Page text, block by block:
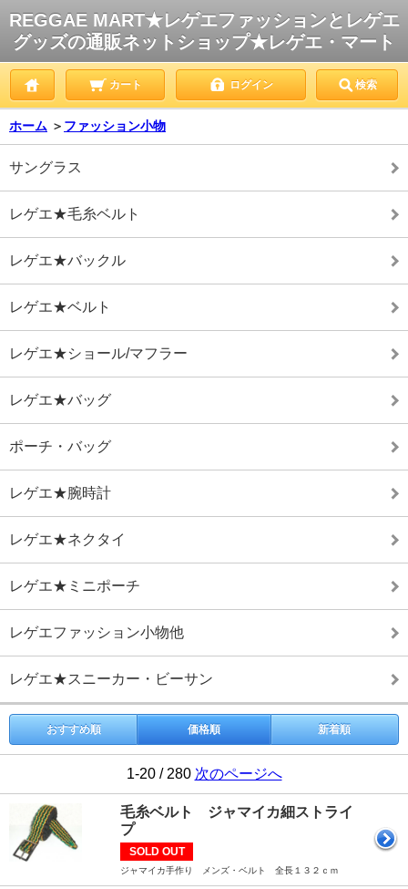
REGGAE MART★レゲエファッションとレゲエ
グッズの通販ネットショップ★レゲエ・マート
カート ログイン 検索
ホーム ＞ ファッション小物
サングラス
レゲエ★毛糸ベルト
レゲエ★バックル
レゲエ★ベルト
レゲエ★ショール/マフラー
レゲエ★バッグ
ポーチ・バッグ
レゲエ★腕時計
レゲエ★ネクタイ
レゲエ★ミニポーチ
レゲエファッション小物他
レゲエ★スニーカー・ビーサン
おすすめ順 価格順 新着順
1-20 / 280 次のページへ
毛糸ベルト ジャマイカ細ストライ
プ
SOLD OUT
ジャマイカ手作り メンズ・ベルト 全長１３２ｃｍ